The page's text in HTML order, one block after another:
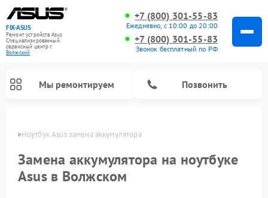
FIX-ASUS
Ремонт устройств Asus
Специализированный
cервисный центр г.
Волжский
+7 (800) 301-55-83
Ежедневно, с 10:00 до 20:00
+7 (800) 301-55-83
Звонок бесплатный по РФ
Мы ремонтируем Позвонить
Ноутбук Asus замена аккумулятора
Замена аккумулятора на ноутбуке
Asus в Волжском